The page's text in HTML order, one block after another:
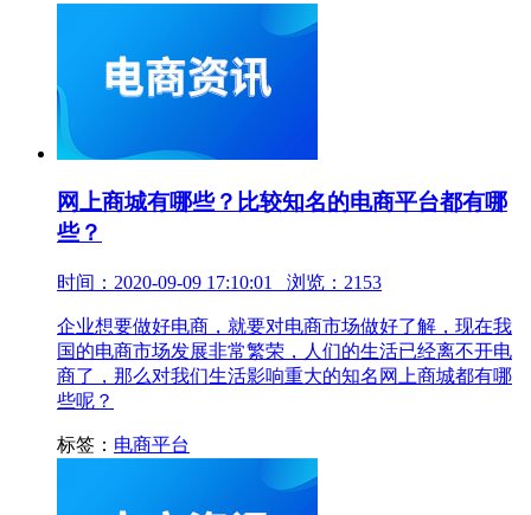
网上商城有哪些？比较知名的电商平台都有哪
些？
时间：2020-09-09 17:10:01 浏览：2153
企业想要做好电商，就要对电商市场做好了解，现在我
国的电商市场发展非常繁荣，人们的生活已经离不开电
商了，那么对我们生活影响重大的知名网上商城都有哪
些呢？
标签： 电商平台